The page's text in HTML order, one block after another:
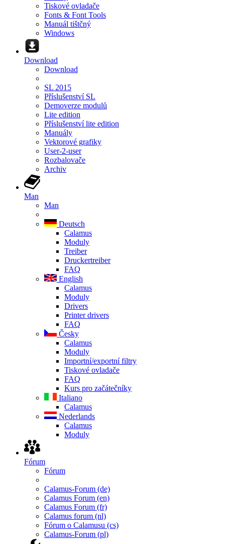
Tiskové ovladače
Fonts & Font Tools
Manuál tištčný
Windows
Download
Download
SL 2015
Příslušenství SL
Demoverze modulů
Lite edition
Příslušenství lite edition
Manuály
Vektorové grafiky
User-2-user
Rozbalovače
Archiv
Man
Man
Deutsch
Calamus
Moduly
Treiber
Druckertreiber
FAQ
English
Calamus
Moduly
Drivers
Printer drivers
FAQ
Česky
Calamus
Moduly
Importní/exportní filtry
Tiskové ovladače
FAQ
Kurs pro začátečníky
Italiano
Calamus
Nederlands
Calamus
Moduly
Fórum
Fórum
Calamus-Forum (de)
Calamus Forum (en)
Calamus Forum (fr)
Calamus forum (nl)
Fórum o Calamusu (cs)
Calamus-Forum (pl)